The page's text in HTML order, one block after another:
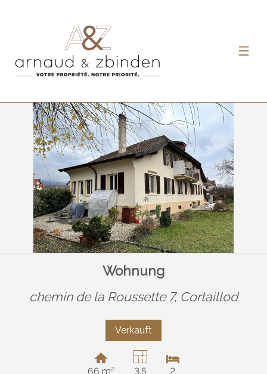
Wohnung
chemin de la Roussette 7, Cortaillod
Verkauft
66 m² 3.5 2